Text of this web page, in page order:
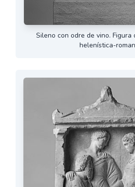
Sileno con odre de vino. Figura
helenística-